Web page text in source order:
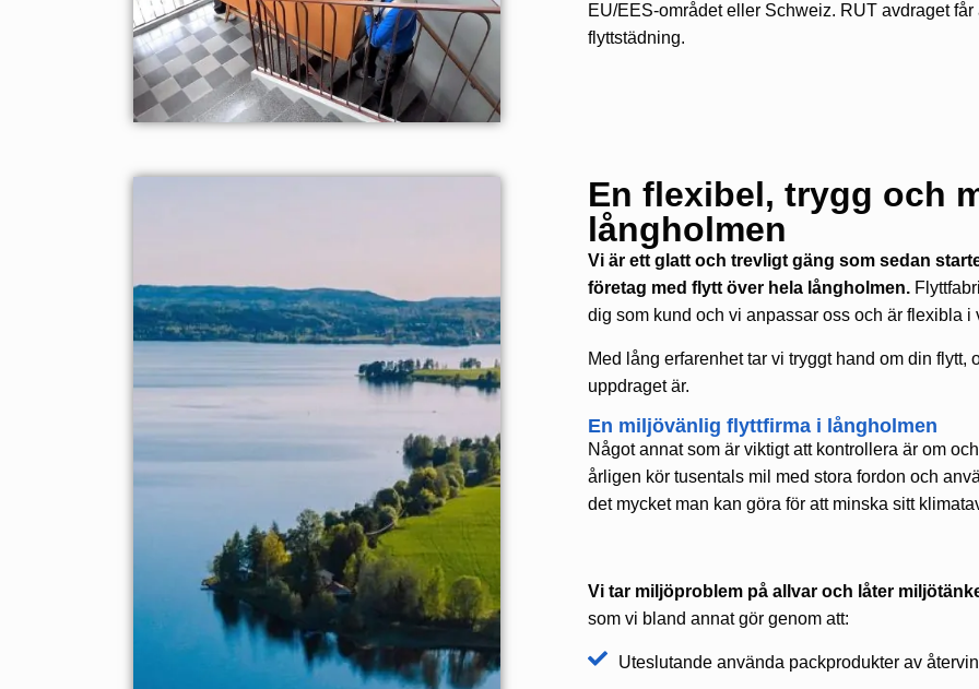
EU/EES-området eller Schweiz. RUT avdraget
flyttstädning.
En flexibel, trygg och
långholmen
Vi är ett glatt och trevligt gäng som sedan
företag med flytt över hela långholmen.
dig som kund och vi anpassar oss och är flexibla i
Med lång erfarenhet tar vi tryggt hand om din
uppdraget är.
En miljövänlig flyttfirma i långholmen
Något annat som är viktigt att kontrollera är om
årligen kör tusentals mil med stora fordon och
det mycket man kan göra för att minska sitt
Vi tar miljöproblem på allvar och låter
som vi bland annat gör genom att:
Uteslutande använda packprodukter av